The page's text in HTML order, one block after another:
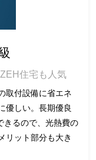
住宅も人気
取付設備に省エネ
優しい。長期優良
きるので、光熱費の
リット部分も大き